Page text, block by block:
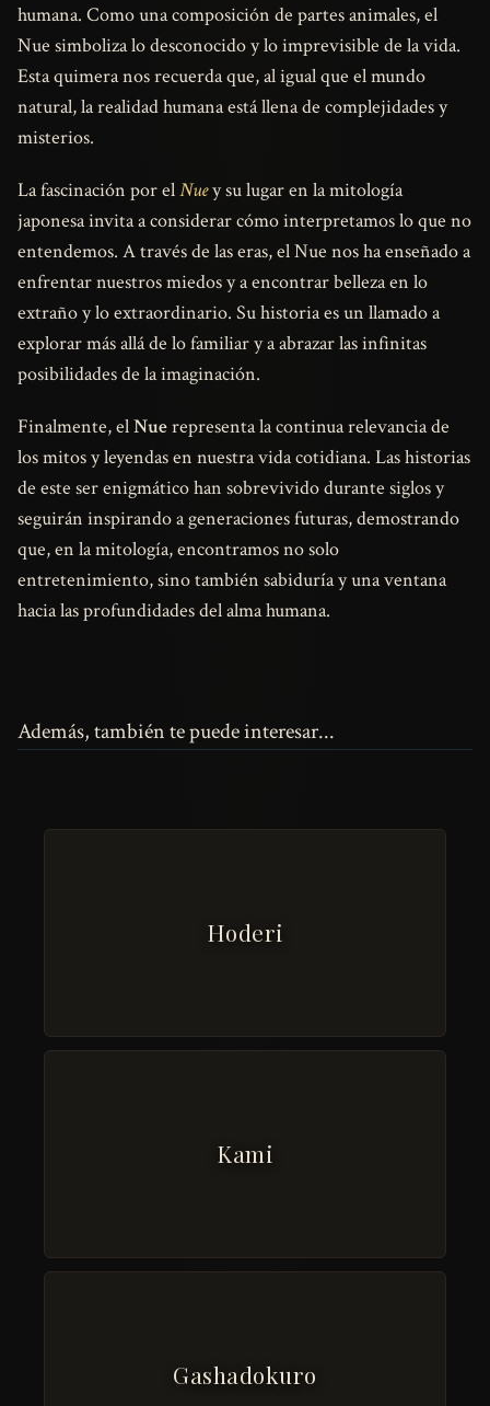
humana. Como una composición de partes animales, el
Nue simboliza lo desconocido y lo imprevisible de la vida.
Esta quimera nos recuerda que, al igual que el mundo
natural, la realidad humana está llena de complejidades y
misterios.
La fascinación por elNuey su lugar en la mitología
japonesa invita a considerar cómo interpretamos lo que no
entendemos. A través de las eras, el Nue nos ha enseñado a
enfrentar nuestros miedos y a encontrar belleza en lo
extraño y lo extraordinario. Su historia es un llamado a
explorar más allá de lo familiar y a abrazar las infinitas
posibilidades de la imaginación.
Finalmente, elNuerepresenta la continua relevancia de
los mitos y leyendas en nuestra vida cotidiana. Las historias
de este ser enigmático han sobrevivido durante siglos y
seguirán inspirando a generaciones futuras, demostrando
que, en la mitología, encontramos no solo
entretenimiento, sino también sabiduría y una ventana
hacia las profundidades del alma humana.
Además, también te puede interesar...
Hoderi
Kami
Gashadokuro